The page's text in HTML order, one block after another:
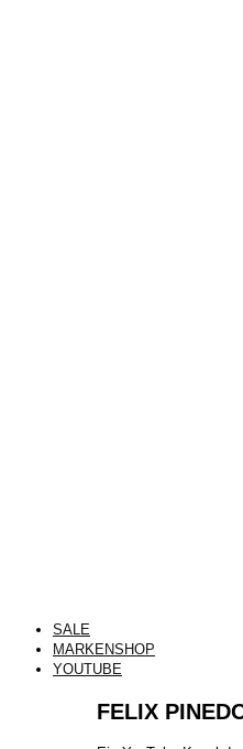
SALE
MARKENSHOP
YOUTUBE
FELIX